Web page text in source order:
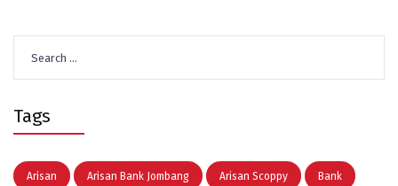
for:
Tags
Arisan Arisan Bank Jombang Arisan Scoppy Bank